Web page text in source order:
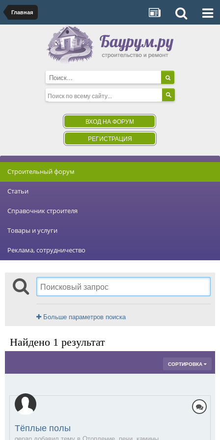
Главная
ВХОД НА ФОРУМ
РЕГИСТРАЦИЯ
Строительный форум
Статьи
Справочник строителя
Товары и услуги
Реклама, сотрудничество
Больше параметров поиска
Найдено 1 результат
СОРТИРОВКА
Тёплые полы